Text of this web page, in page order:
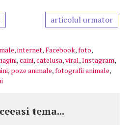
articolul urmator
,internet,Facebook,foto,
,caini,catelusa,viral,Instagram,
, poze animale,fotografii animale,
tema...